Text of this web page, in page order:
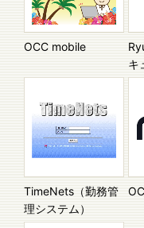
OCC mobile
キ
TimeNets（勤務管
理システム）